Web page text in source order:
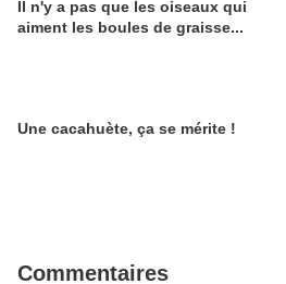
Il n'y a pas que les oiseaux qui
aiment les boules de graisse...
Une cacahuète, ça se mérite !
Commentaires